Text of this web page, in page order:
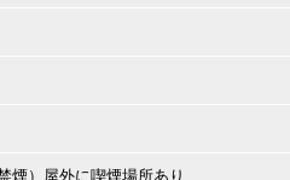
煙）屋外に喫煙場所あり